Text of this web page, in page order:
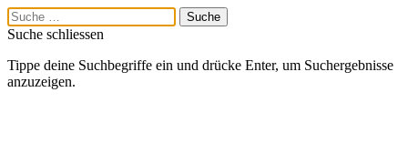
Suche schliessen
Tippe deine Suchbegriffe ein und drücke Enter, um Suchergebnisse
anzuzeigen.